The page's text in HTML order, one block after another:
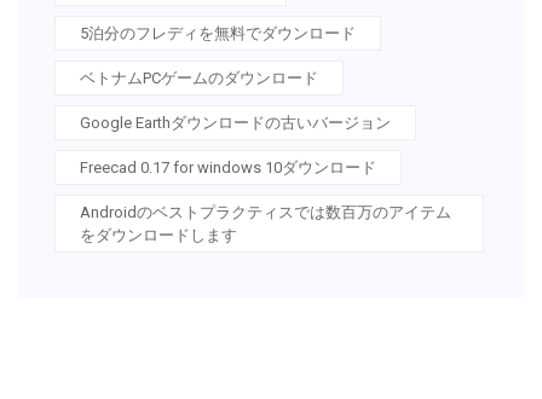
5泊分のフレディを無料でダウンロード
ベトナムPCゲームのダウンロード
Google Earthダウンロードの古いバージョン
Freecad 0.17 for windows 10ダウンロード
Androidのベストプラクティスでは数百万のアイテム
をダウンロードします